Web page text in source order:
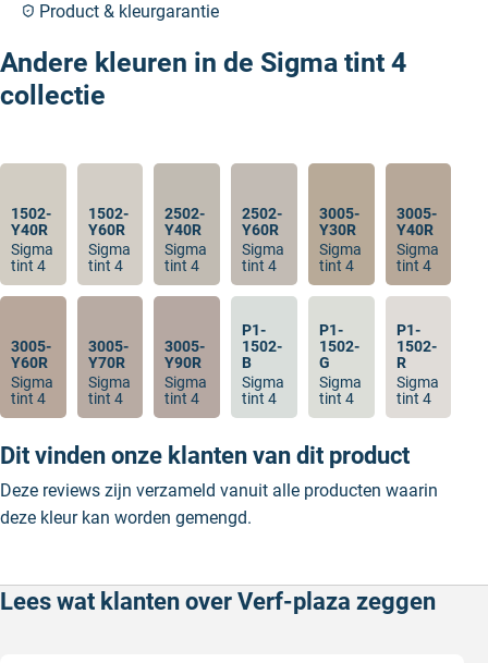
Product & kleurgarantie
Andere kleuren in de Sigma tint 4
collectie
1502-
Y40R
Sigma
tint 4
1502-
Y60R
Sigma
tint 4
2502-
Y40R
Sigma
tint 4
2502-
Y60R
Sigma
tint 4
3005-
Y30R
Sigma
tint 4
3005-
Y40R
Sigma
tint 4
3005-
Y60R
Sigma
tint 4
3005-
Y70R
Sigma
tint 4
3005-
Y90R
Sigma
tint 4
P1-
1502-
B
Sigma
tint 4
P1-
1502-
G
Sigma
tint 4
P1-
1502-
R
Sigma
tint 4
Dit vinden onze klanten van dit product
Deze reviews zijn verzameld vanuit alle producten waarin
deze kleur kan worden gemengd.
Lees wat klanten over Verf-plaza zeggen